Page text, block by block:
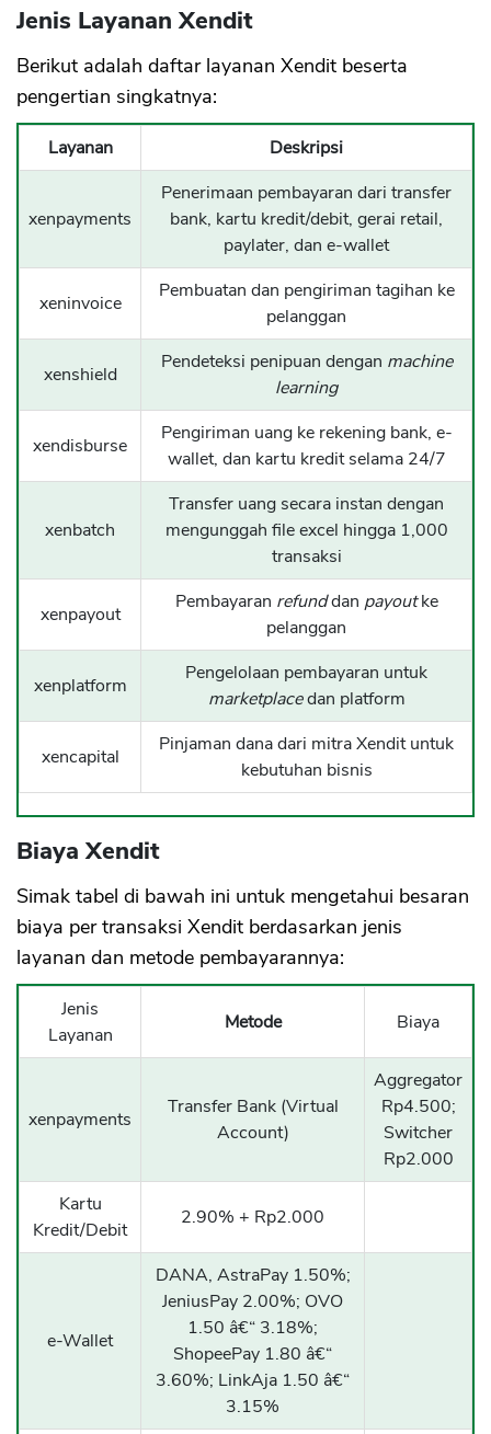
Jenis Layanan Xendit
Berikut adalah daftar layanan Xendit beserta
pengertian singkatnya:
Layanan Deskripsi
xenpayments
Penerimaan pembayaran dari transfer
bank, kartu kredit/debit, gerai retail,
paylater, dan e-wallet
xeninvoice
Pembuatan dan pengiriman tagihan ke
pelanggan
xenshield
Pendeteksi penipuan dengan machine
learning
xendisburse
Pengiriman uang ke rekening bank, e-
wallet, dan kartu kredit selama 24/7
xenbatch
Transfer uang secara instan dengan
mengunggah file excel hingga 1,000
transaksi
xenpayout
Pembayaran refunddan payoutke
pelanggan
xenplatform
Pengelolaan pembayaran untuk
marketplacedan platform
xencapital
Pinjaman dana dari mitra Xendit untuk
kebutuhan bisnis
Biaya Xendit
Simak tabel di bawah ini untuk mengetahui besaran
biaya per transaksi Xendit berdasarkan jenis
layanan dan metode pembayarannya:
Jenis
Layanan
Metode Biaya
xenpayments
Transfer Bank (Virtual
Account)
Aggregator
Rp4.500;
Switcher
Rp2.000
Kartu
Kredit/Debit
2.90% + Rp2.000
e-Wallet
DANA, AstraPay 1.50%;
JeniusPay 2.00%; OVO
1.50 â€“ 3.18%;
ShopeePay 1.80 â€“
3.60%; LinkAja 1.50 â€“
3.15%